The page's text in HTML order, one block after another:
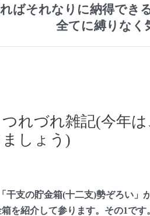
ばそれなりに納得でき
全てに縛りなく
れづれ雑記(今年は
しょう)
干支の貯金箱(十二支)勢ぞろい」
を紹介して参ります。その1です